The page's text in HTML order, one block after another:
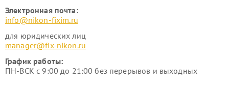
Электронная почта:
info@nikon-fixim.ru
для юридических лиц
manager@fix-nikon.ru
График работы:
ПН-ВСК с 9:00 до 21:00 без перерывов и выходных